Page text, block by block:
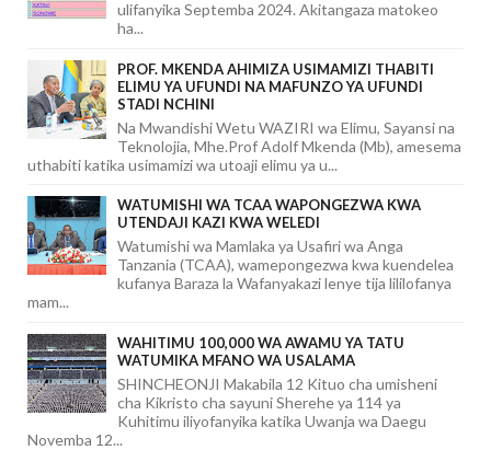
ulifanyika Septemba 2024. Akitangaza matokeo
ha...
PROF. MKENDA AHIMIZA USIMAMIZI THABITI
ELIMU YA UFUNDI NA MAFUNZO YA UFUNDI
STADI NCHINI
Na Mwandishi Wetu WAZIRI wa Elimu, Sayansi na
Teknolojia, Mhe.Prof Adolf Mkenda (Mb), amesema
uthabiti katika usimamizi wa utoaji elimu ya u...
WATUMISHI WA TCAA WAPONGEZWA KWA
UTENDAJI KAZI KWA WELEDI
Watumishi wa Mamlaka ya Usafiri wa Anga
Tanzania (TCAA), wamepongezwa kwa kuendelea
kufanya Baraza la Wafanyakazi lenye tija lililofanya
mam...
WAHITIMU 100,000 WA AWAMU YA TATU
WATUMIKA MFANO WA USALAMA
SHINCHEONJI Makabila 12 Kituo cha umisheni
cha Kikristo cha sayuni Sherehe ya 114 ya
Kuhitimu iliyofanyika katika Uwanja wa Daegu
Novemba 12...